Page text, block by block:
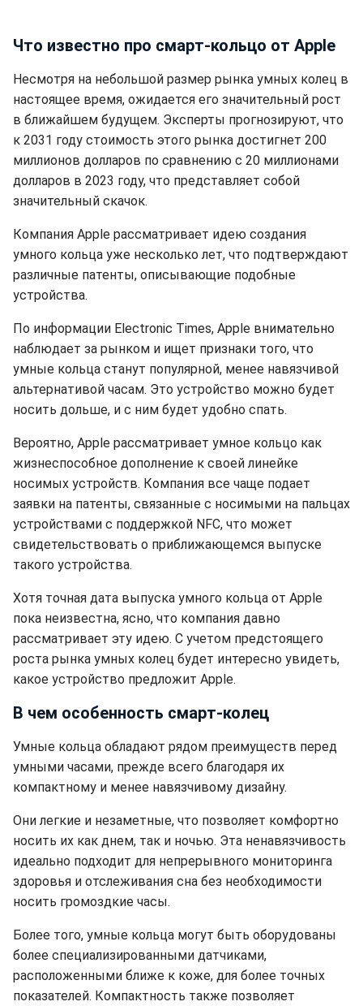
Что известно про смарт-кольцо от Apple
Несмотря на небольшой размер рынка умных колец в
настоящее время, ожидается его значительный рост
в ближайшем будущем. Эксперты прогнозируют, что
к 2031 году стоимость этого рынка достигнет 200
миллионов долларов по сравнению с 20 миллионами
долларов в 2023 году, что представляет собой
значительный скачок.
Компания Apple рассматривает идею создания
умного кольца уже несколько лет, что подтверждают
различные патенты, описывающие подобные
устройства.
По информации Electronic Times, Apple внимательно
наблюдает за рынком и ищет признаки того, что
умные кольца станут популярной, менее навязчивой
альтернативой часам. Это устройство можно будет
носить дольше, и с ним будет удобно спать.
Вероятно, Apple рассматривает умное кольцо как
жизнеспособное дополнение к своей линейке
носимых устройств. Компания все чаще подает
заявки на патенты, связанные с носимыми на пальцах
устройствами с поддержкой NFC, что может
свидетельствовать о приближающемся выпуске
такого устройства.
Хотя точная дата выпуска умного кольца от Apple
пока неизвестна, ясно, что компания давно
рассматривает эту идею. С учетом предстоящего
роста рынка умных колец будет интересно увидеть,
какое устройство предложит Apple.
В чем особенность смарт-колец
Умные кольца обладают рядом преимуществ перед
умными часами, прежде всего благодаря их
компактному и менее навязчивому дизайну.
Они легкие и незаметные, что позволяет комфортно
носить их как днем, так и ночью. Эта ненавязчивость
идеально подходит для непрерывного мониторинга
здоровья и отслеживания сна без необходимости
носить громоздкие часы.
Более того, умные кольца могут быть оборудованы
более специализированными датчиками,
расположенными ближе к коже, для более точных
показателей. Компактность также позволяет